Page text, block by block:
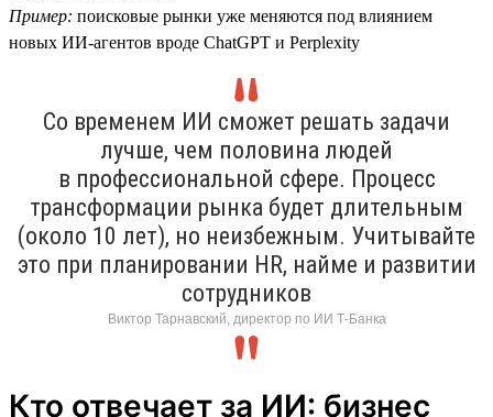
Пример: поисковые рынки уже меняются под влиянием
новых ИИ-агентов вроде ChatGPT и Perplexity
Со временем ИИ сможет решать задачи
лучше, чем половина людей
в профессиональной сфере. Процесс
трансформации рынка будет длительным
(около 10 лет), но неизбежным. Учитывайте
это при планировании HR, найме и развитии
сотрудников
Виктор Тарнавский, директор по ИИ Т-Банка
Кто отвечает за ИИ: бизнес